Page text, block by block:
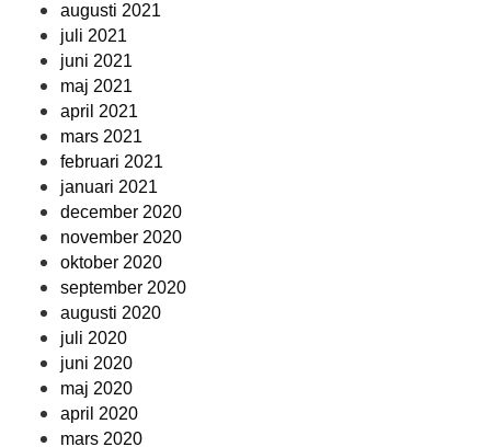
augusti 2021
juli 2021
juni 2021
maj 2021
april 2021
mars 2021
februari 2021
januari 2021
december 2020
november 2020
oktober 2020
september 2020
augusti 2020
juli 2020
juni 2020
maj 2020
april 2020
mars 2020